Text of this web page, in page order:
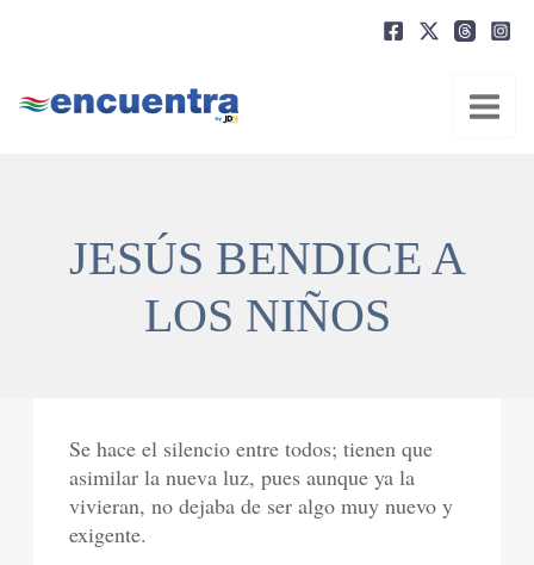
JESÚS BENDICE A
LOS NIÑOS
Se hace el silencio entre todos; tienen que
asimilar la nueva luz, pues aunque ya la
vivieran, no dejaba de ser algo muy nuevo y
exigente.